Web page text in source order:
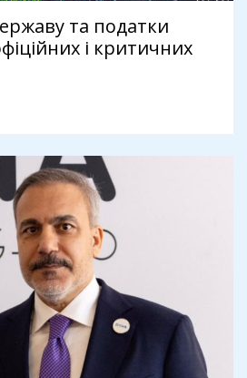
та податки
і критичних